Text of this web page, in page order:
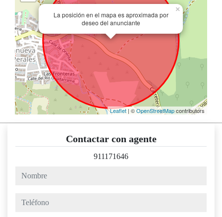
La posición en el mapa es aproximada por
deseo del anunciante
×
Leaflet | ©OpenStreetMapcontributors
Contactar con agente
911171646
nombre
teléfono